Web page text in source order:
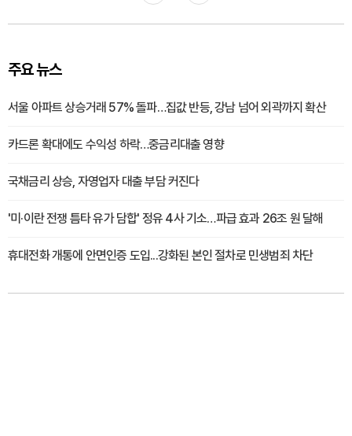
주요 뉴스
서울 아파트 상승거래 57% 돌파…집값 반등, 강남 넘어 외곽까지 확산
카드론 확대에도 수익성 하락…중금리대출 영향
국채금리 상승, 자영업자 대출 부담 커진다
'미·이란 전쟁 틈타 유가 담합' 정유 4사 기소…파급 효과 26조 원 달해
휴대전화 개통에 안면인증 도입...강화된 본인 절차로 민생범죄 차단